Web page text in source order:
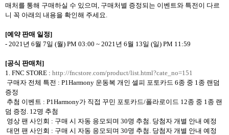
매처를 통해 구매하실 수 있으며, 구매처별 증정되는 이벤트와 특전이 다르
니 꼭 아래의 내용을 확인해 주세요.
[예약 판매 일정]
- 2021년 6월 7일 (월) PM 03:00 ~ 2021년 6월 13일 (일) PM 11:59
[공식 판매처 ]
1. FNC STORE : http://fncstore.com/product/list.html?cate_no=151
구매자 전체 특전 : P1Harmony 운동복 개인 셀피 포토카드 6종 중 1종 랜덤
증정
추첨 이벤트 : P1Harmony가 직접 꾸민 포토카드/폴라로이드 12종 중 1종 랜
덤 증정 . 12명 추첨
영상 팬 사인회 : 구매 시 자동 응모되며 30명 추첨 . 당첨자 개별 안내 예정
대면 팬 사인회 : 구매 시 자동 응모되며 30명 추첨 . 당첨자 개별 안내 예정